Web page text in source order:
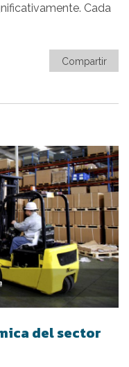
Cada
Compartir
del sector